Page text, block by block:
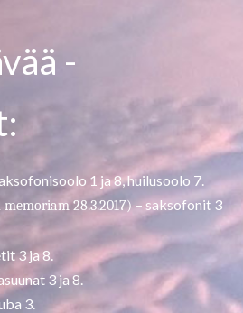
-
1 ja 8, huilusoolo 7.
memoriam 28.3.2017)– saksofonit 3
3 ja 8.
3 ja 8.
3.